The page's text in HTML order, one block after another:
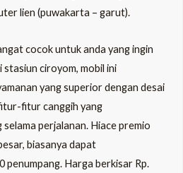
lien (puwakarta – garut).
cocok untuk anda yang ingin
ciroyom, mobil ini
yang superior dengan desai
fitur canggih yang
selama perjalanan. Hiace premio
biasanya dapat
penumpang. Harga berkisar Rp.